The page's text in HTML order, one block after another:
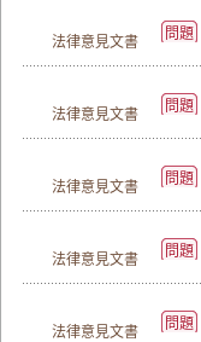
法律意見文書 問題
法律意見文書 問題
法律意見文書 問題
法律意見文書 問題
法律意見文書 問題